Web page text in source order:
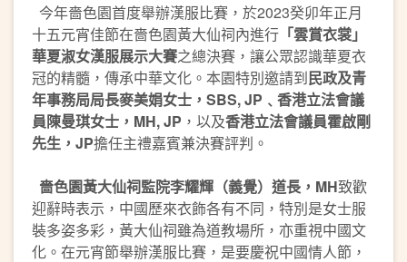
今年嗇色園首度舉辦漢服比賽，於2023癸卯年正月
十五元宵佳節在嗇色園黃大仙祠內進行 「雲賞衣裳」
華夏淑女漢服展示大賽之總決賽，讓公眾認識華夏衣
冠的精髓，傳承中華文化。本園特別邀請到民政及青
年事務局局長麥美娟女士， SBS, JP ﹑ 香港立法會議
員陳曼琪女士 ， MH, JP ，以及香港立法會議員霍啟剛
先生， JP擔任主禮嘉賓兼決賽評判。
嗇色園黃大仙祠監院李耀輝（義覺）道長， MH致歡
迎辭時表示，中國歷來衣飾各有不同，特別是女士服
裝多姿多彩，黃大仙祠雖為道教場所，亦重視中國文
化。在元宵節舉辦漢服比賽，是要慶祝中國情人節，